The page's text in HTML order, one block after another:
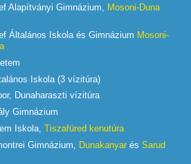
Alapítványi Gimnázium, Mosoni-Duna
Általános Iskola és Gimnázium Mosoni-
Iskola (3 vízitúra)
Dunaharaszti vízitúra
Gimnázium
Iskola, Tiszafüred kenutúra
Gimnázium,
Dunakanyar és Sarud